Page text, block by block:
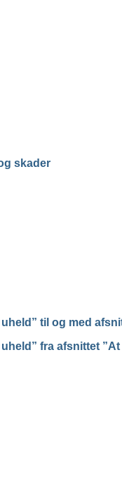
skader
til og med
fra afsnittet